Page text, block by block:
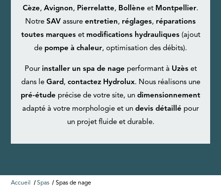
Cèze, Avignon, Pierrelatte, Bollène et Montpellier.
Notre SAV assure entretien, réglages, réparations
toutes marqueset modifications hydrauliques(ajout
de pompe à chaleur, optimisation des débits).
Pour installer un spa de nage performant à Uzèset
dans le Gard, contactez Hydrolux. Nous réalisons une
pré-étude précise de votre site, un dimensionnement
adapté à votre morphologie et un devis détaillé pour
un projet fluide et durable.
Accueil Spas Spas de nage